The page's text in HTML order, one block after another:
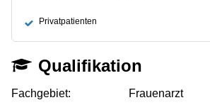
Privatpatienten
Qualifikation
Fachgebiet:
Frauenarzt